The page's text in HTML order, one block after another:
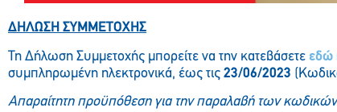
ΔΗΛΩΣΗ ΣΥΜΜΕΤΟΧΗΣ
Τη Δήλωση Συμμετοχής μπορείτε να την κατεβάσετε εδώ
συμπληρωμένη ηλεκτρονικά, έως τις 23/06/2023
Απαραίτητη προϋπόθεση για την παραλαβή των κωδικών